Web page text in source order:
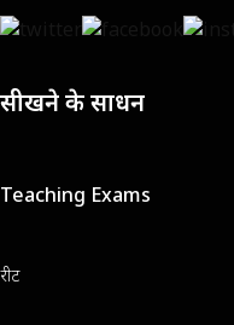
सीखने के साधन
Teaching Exams
रीट